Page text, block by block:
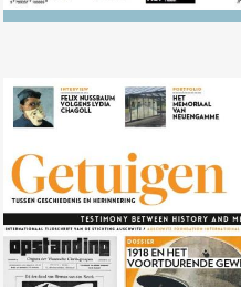
Nr. 127 (10/2018) 1918 en het
voortdurende geweld